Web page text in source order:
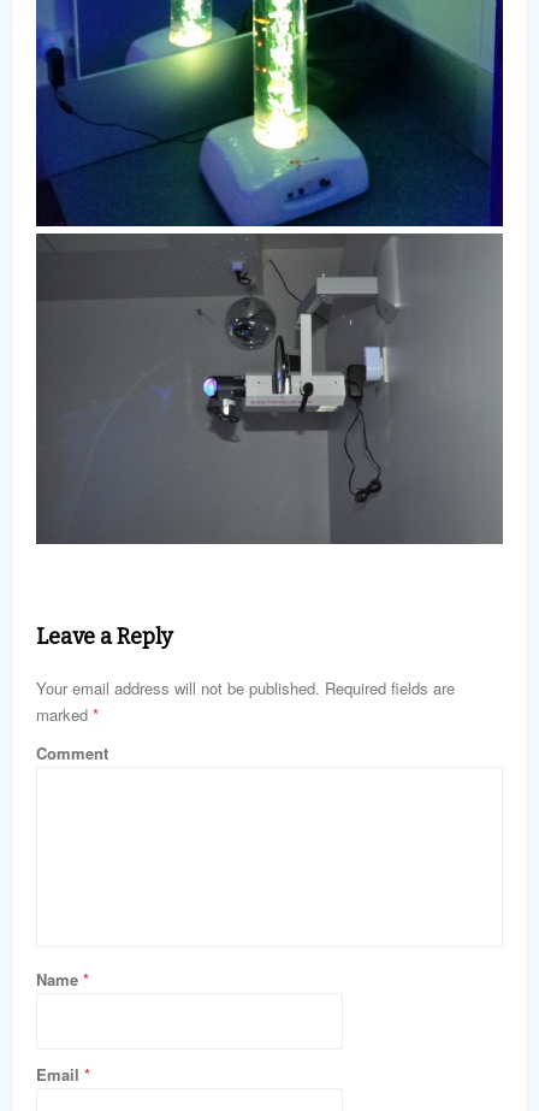
Leave a Reply
Your email address will not be published. Required fields are
marked *
Comment
Name *
Email *